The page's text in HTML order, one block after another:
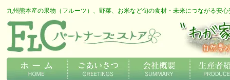
九州熊本産の果物（フルーツ）、野菜、お米など旬の食材・未来につながる安
FLCロゴ わが家の専用農家さん